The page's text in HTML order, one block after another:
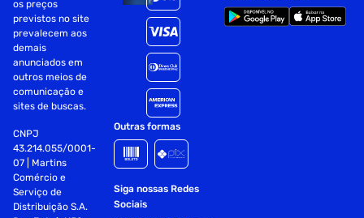
os preços
previstos no site
prevalecem aos
demais
anunciados em
outros meios de
comunicação e
sites de buscas.
CNPJ
43.214.055/0001-
07 | Martins
Comércio e
Serviço de
Distribuição S.A.
Outras formas
Siga nossas Redes
Sociais